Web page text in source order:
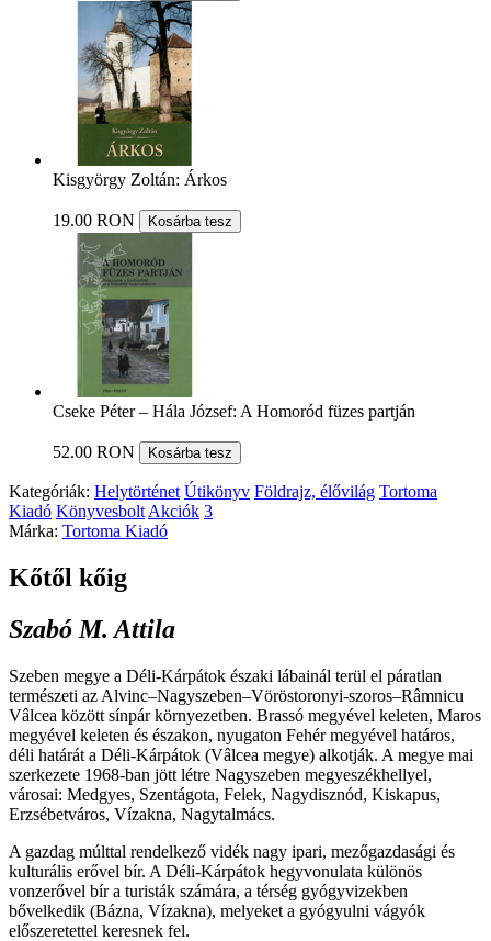
Kisgyörgy Zoltán: Árkos
19.00 RON Kosárba tesz
Cseke Péter – Hála József: A Homoród füzes partján
52.00 RON Kosárba tesz
Kategóriák: Helytörténet Útikönyv Földrajz, élővilág Tortoma
Kiadó Könyvesbolt Akciók 3
Márka: Tortoma Kiadó
Kőtől kőig
Szabó M. Attila
Szeben megye a Déli-Kárpátok északi lábainál terül el páratlan
természeti az Alvinc–Nagyszeben–Vöröstoronyi-szoros–Râmnicu
Vâlcea között sínpár környezetben. Brassó megyével keleten, Maros
megyével keleten és északon, nyugaton Fehér megyével határos,
déli határát a Déli-Kárpátok (Vâlcea megye) alkotják. A megye mai
szerkezete 1968-ban jött létre Nagyszeben megyeszékhellyel,
városai: Medgyes, Szentágota, Felek, Nagydisznód, Kiskapus,
Erzsébetváros, Vízakna, Nagytalmács.
A gazdag múlttal rendelkező vidék nagy ipari, mezőgazdasági és
kulturális erővel bír. A Déli-Kárpátok hegyvonulata különös
vonzerővel bír a turisták számára, a térség gyógyvizekben
bővelkedik (Bázna, Vízakna), melyeket a gyógyulni vágyók
előszeretettel keresnek fel.